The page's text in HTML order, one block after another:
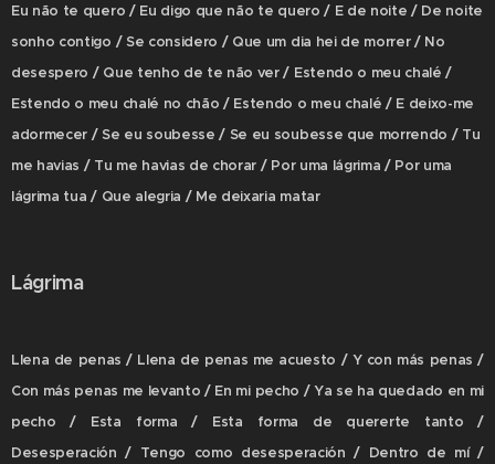
Eu não te quero / Eu digo que não te quero / E de noite / De noite
sonho contigo / Se considero / Que um dia hei de morrer / No
desespero / Que tenho de te não ver / Estendo o meu chalé /
Estendo o meu chalé no chão / Estendo o meu chalé / E deixo-me
adormecer / Se eu soubesse / Se eu soubesse que morrendo / Tu
me havias / Tu me havias de chorar / Por uma lágrima / Por uma
lágrima tua / Que alegria / Me deixaria matar
Lágrima
Llena de penas / Llena de penas me acuesto / Y con más penas /
Con más penas me levanto / En mi pecho / Ya se ha quedado en mi
pecho / Esta forma / Esta forma de quererte tanto /
Desesperación / Tengo como desesperación / Dentro de mí /